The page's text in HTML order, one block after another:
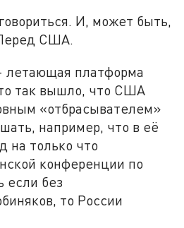
И, может быть,
США.
платформа
так вышло, что США
«отбрасывателем»
например, что в её
на только что
конференции по
если без
то России